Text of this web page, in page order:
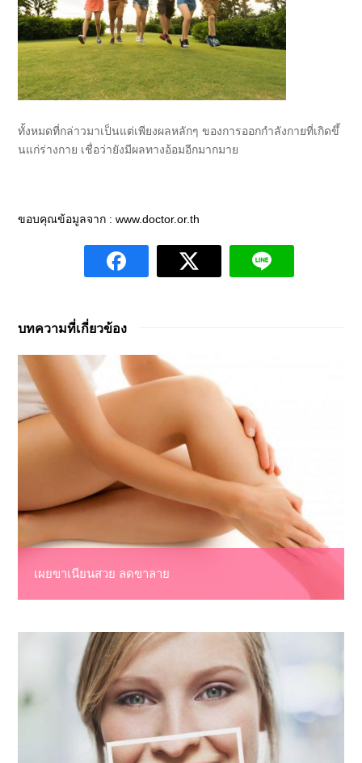
ทั้งหมดที่กล่าวมาเป็นแต่เพียงผลหลักๆ ของการออกกำลังกายที่เกิดขึ้
นแก่ร่างกาย เชื่อว่ายังมีผลทางอ้อมอีกมากมาย
ขอบคุณข้อมูลจาก :www.doctor.or.th
บทความที่เกี่ยวข้อง
เผยขาเนียนสวย ลดขาลาย